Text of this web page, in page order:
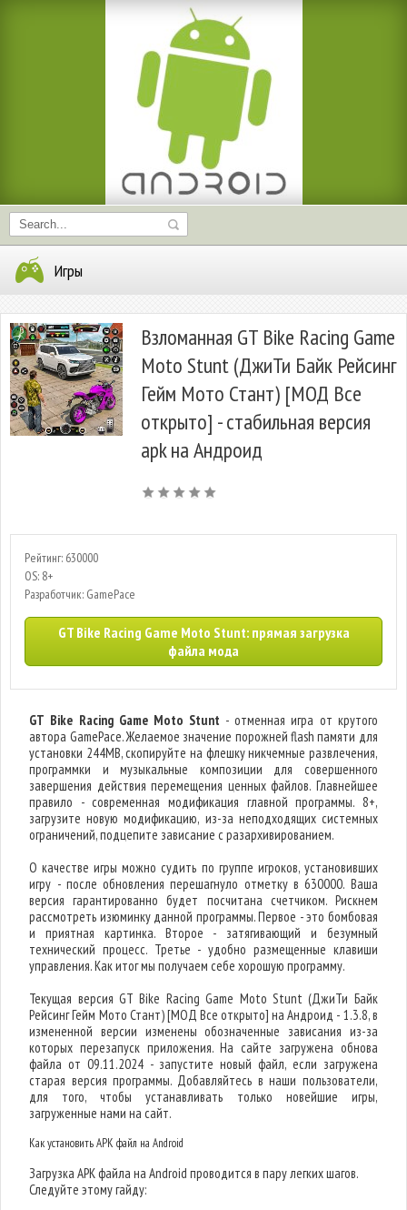
Игры
Взломанная GT Bike Racing Game
Moto Stunt (ДжиТи Байк Рейсинг
Гейм Мото Стант) [МОД Все
открыто] - стабильная версия
apk на Андроид
Рейтинг: 630000
OS: 8+
Разработчик: GamePace
GT Bike Racing Game Moto Stunt: прямая загрузка
файла мода
GT Bike Racing Game Moto Stunt - отменная игра от крутого
автора GamePace. Желаемое значение порожней flash памяти для
установки 244MB, скопируйте на флешку никчемные развлечения,
программки и музыкальные композиции для совершенного
завершения действия перемещения ценных файлов. Главнейшее
правило - современная модификация главной программы. 8+,
загрузите новую модификацию, из-за неподходящих системных
ограничений, подцепите зависание с разархивированием.
О качестве игры можно судить по группе игроков, установивших
игру - после обновления перешагнуло отметку в 630000. Ваша
версия гарантированно будет посчитана счетчиком. Рискнем
рассмотреть изюминку данной программы. Первое - это бомбовая
и приятная картинка. Второе - затягивающий и безумный
технический процесс. Третье - удобно размещенные клавиши
управления. Как итог мы получаем себе хорошую программу.
Текущая версия GT Bike Racing Game Moto Stunt (ДжиТи Байк
Рейсинг Гейм Мото Стант) [МОД Все открыто] на Андроид - 1.3.8, в
измененной версии изменены обозначенные зависания из-за
которых перезапуск приложения. На сайте загружена обнова
файла от 09.11.2024 - запустите новый файл, если загружена
старая версия программы. Добавляйтесь в наши пользователи,
для того, чтобы устанавливать только новейшие игры,
загруженные нами на сайт.
Как установить APK файл на Android
Загрузка APK файла на Android проводится в пару легких шагов.
Следуйте этому гайду: